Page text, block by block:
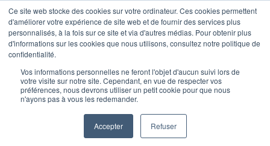
Ce site web stocke des cookies sur votre ordinateur. Ces cookies permettent
d'améliorer votre expérience de site web et de fournir des services plus
personnalisés, à la fois sur ce site et via d'autres médias. Pour obtenir plus
d'informations sur les cookies que nous utilisons, consultez notre politique de
confidentialité.
Vos informations personnelles ne feront l'objet d'aucun suivi lors de
votre visite sur notre site. Cependant, en vue de respecter vos
préférences, nous devrons utiliser un petit cookie pour que nous
n'ayons pas à vous les redemander.
Accepter Refuser
Écrire de la micro-
fiction